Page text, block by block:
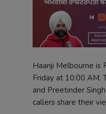
Haanji Melbourne is
Friday at 10:00 AM.
and Preetinder
callers share their